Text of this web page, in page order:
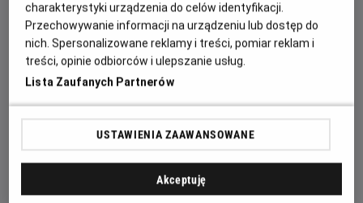
charakterystyki urządzenia do celów identyfikacji.
Przechowywanie informacji na urządzeniu lub dostęp do
nich. Spersonalizowane reklamy i treści, pomiar reklam i
treści, opinie odbiorców i ulepszanie usług.
Lista Zaufanych Partnerów
USTAWIENIA ZAAWANSOWANE
Akceptuję